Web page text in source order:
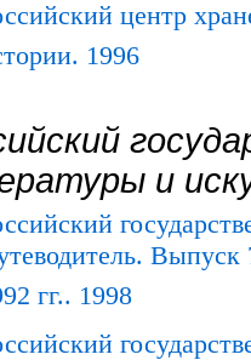
центр
1996
и
гг.. 1998